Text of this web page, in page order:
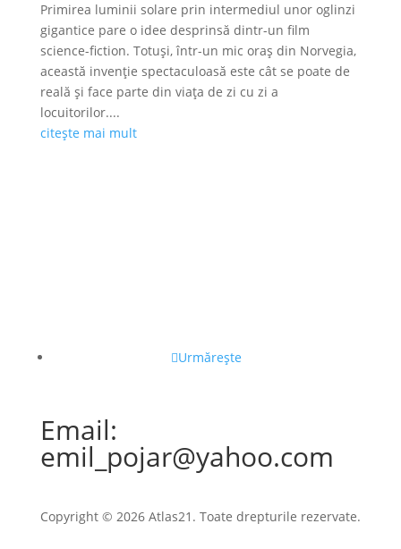
Primirea luminii solare prin intermediul unor oglinzi
gigantice pare o idee desprinsă dintr-un film
science-fiction. Totuși, într-un mic oraș din Norvegia,
această invenție spectaculoasă este cât se poate de
reală și face parte din viața de zi cu zi a
locuitorilor....
citește mai mult
Urmărește
Email:
emil_pojar@yahoo.com
Copyright © 2026 Atlas21. Toate drepturile rezervate.